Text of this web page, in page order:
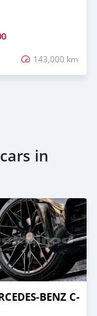
143,000 km
in
BENZ C-